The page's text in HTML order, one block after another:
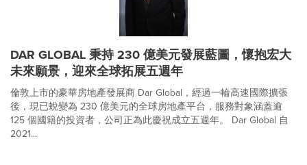
DAR GLOBAL 秉持 230 億美元發展藍圖，懷抱宏大
未來願景，迎來全球拓展五週年
倫敦上市的豪華房地產發展商 Dar Global，經過一輪高速國際擴張
後，現已蛻變為 230 億美元的全球房地產平台，服務對象涵蓋逾
125 個國籍的投資者，公司正為此慶祝成立五週年。 Dar Global 自
2021...